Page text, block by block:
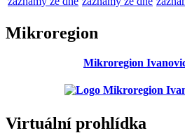
Mikroregion
Mikroregion
Virtuální prohlídka